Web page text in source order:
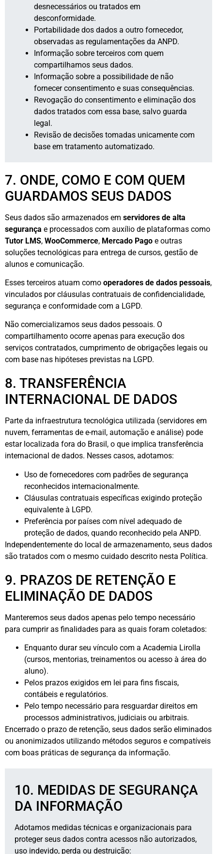
desnecessários ou tratados em
desconformidade.
Portabilidade dos dados a outro fornecedor,
observadas as regulamentações da ANPD.
Informação sobre terceiros com quem
compartilhamos seus dados.
Informação sobre a possibilidade de não
fornecer consentimento e suas consequências.
Revogação do consentimento e eliminação dos
dados tratados com essa base, salvo guarda
legal.
Revisão de decisões tomadas unicamente com
base em tratamento automatizado.
7. ONDE, COMO E COM QUEM
GUARDAMOS SEUS DADOS
Seus dados são armazenados em servidores de alta
segurança e processados com auxílio de plataformas como
Tutor LMS, WooCommerce, Mercado Pago e outras
soluções tecnológicas para entrega de cursos, gestão de
alunos e comunicação.
Esses terceiros atuam como operadores de dados pessoais,
vinculados por cláusulas contratuais de confidencialidade,
segurança e conformidade com a LGPD.
Não comercializamos seus dados pessoais. O
compartilhamento ocorre apenas para execução dos
serviços contratados, cumprimento de obrigações legais ou
com base nas hipóteses previstas na LGPD.
8. TRANSFERÊNCIA
INTERNACIONAL DE DADOS
Parte da infraestrutura tecnológica utilizada (servidores em
nuvem, ferramentas de e-mail, automação e análise) pode
estar localizada fora do Brasil, o que implica transferência
internacional de dados. Nesses casos, adotamos:
Uso de fornecedores com padrões de segurança
reconhecidos internacionalmente.
Cláusulas contratuais específicas exigindo proteção
equivalente à LGPD.
Preferência por países com nível adequado de
proteção de dados, quando reconhecido pela ANPD.
Independentemente do local de armazenamento, seus dados
são tratados com o mesmo cuidado descrito nesta Política.
9. PRAZOS DE RETENÇÃO E
ELIMINAÇÃO DE DADOS
Manteremos seus dados apenas pelo tempo necessário
para cumprir as finalidades para as quais foram coletados:
Enquanto durar seu vínculo com a Academia Lirolla
(cursos, mentorias, treinamentos ou acesso à área do
aluno).
Pelos prazos exigidos em lei para fins fiscais,
contábeis e regulatórios.
Pelo tempo necessário para resguardar direitos em
processos administrativos, judiciais ou arbitrais.
Encerrado o prazo de retenção, seus dados serão eliminados
ou anonimizados utilizando métodos seguros e compatíveis
com boas práticas de segurança da informação.
10. MEDIDAS DE SEGURANÇA
DA INFORMAÇÃO
Adotamos medidas técnicas e organizacionais para
proteger seus dados contra acessos não autorizados,
uso indevido, perda ou destruição: